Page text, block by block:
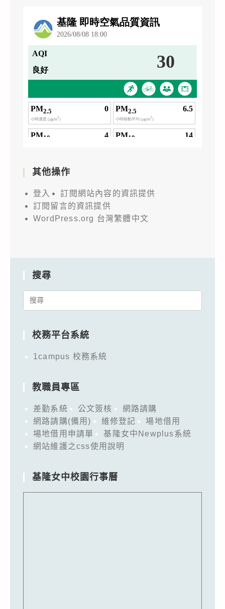
其他操作
登入
訂閱網站內容的資訊提供
訂閱留言的資訊提供
WordPress.org 台灣繁體中文
搜尋
Search
校務平台系統
1campus 校務系統
教職員專區
差勤系統 公文簽核
網路請購
網路請購(備用)
維修登記
場地借用
場地借用申請單
基隆女中Newplus系統
網站維護之css使用說明
基隆女中校園行事曆